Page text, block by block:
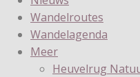
Wandelroutes
Wandelagenda
Meer
Heuvelrug